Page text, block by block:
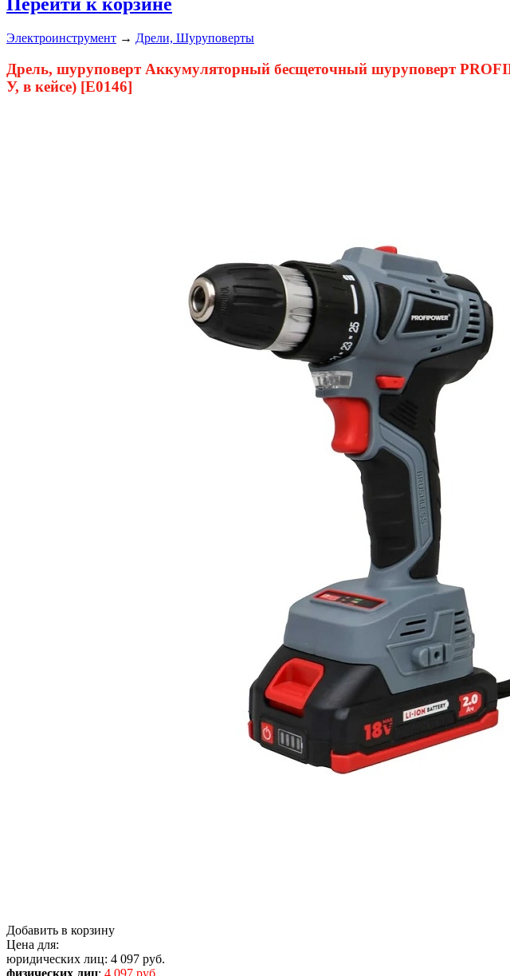
Электроинструмент → Дрели, Шуруповерты
Дрель, шуруповерт Аккумуляторный бесщеточный шуруповерт
У, в кейсе) [E0146]
Добавить в корзину
Цена для:
юридических лиц: 4 097 руб.
физических лиц: 4 097 руб.